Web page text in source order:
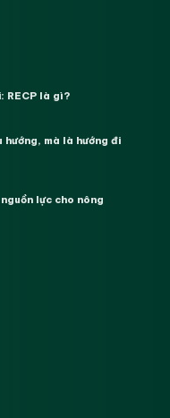
RECP là gì?
hướng, mà là hướng đi
lực cho nông